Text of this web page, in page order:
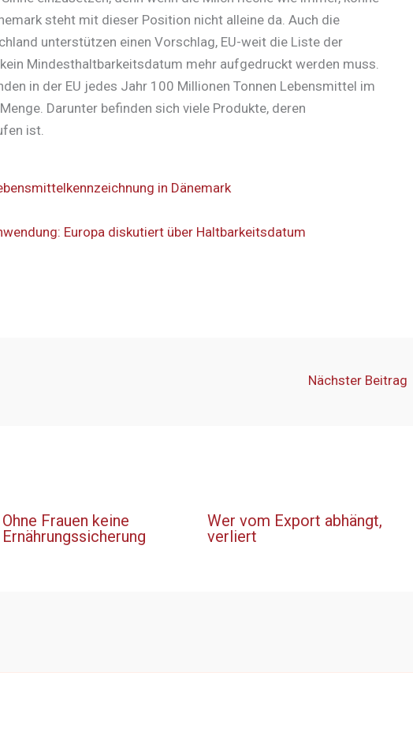
steht mit dieser Position nicht alleine da. Auch die
unterstützen einen Vorschlag, EU-weit die Liste der
Mindesthaltbarkeitsdatum mehr aufgedruckt werden muss.
in der EU jedes Jahr 100 Millionen Tonnen Lebensmittel im
Darunter befinden sich viele Produkte, deren
ist.
in Dänemark
Europa diskutiert über Haltbarkeitsdatum
Nächster Beitrag
Ohne Frauen keine
Ernährungssicherung
Wer vom Export abhängt,
verliert